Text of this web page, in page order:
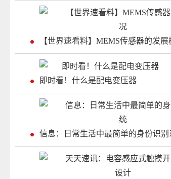
【世界速看料】MEMS传感器的发展
即时看！什么是配电变压器
信息：日常生活中最简单的身份识别